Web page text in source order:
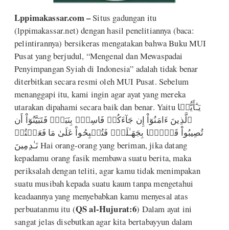
Lppimakassar.com –Situs gadungan itu
(lppimakassar.net) dengan hasil penelitiannya (baca:
pelintirannya) bersikeras mengatakan bahwa Buku MUI
Pusat yang berjudul, “Mengenal dan Mewaspadai
Penyimpangan Syiah di Indonesia” adalah tidak benar
diterbitkan secara resmi oleh MUI Pusat. Sebelum
menanggapi itu, kami ingin agar ayat yang mereka
utarakan dipahami secara baik dan benar. Yaitu يَـٰٓأَيُّہَا
ٱلَّذِينَ ءَامَنُوٓاْ إِن جَآءَكُمۡ فَاسِقُۢ بِنَبَإٍ۬ فَتَبَيَّنُوٓاْ أَن
تُصِيبُواْ قَوۡمَۢا بِجَهَـٰلَةٍ۬ فَتُصۡبِحُواْ عَلَىٰ مَا فَعَلۡتُمۡ
نَـٰدِمِينَ Hai orang-orang yang beriman, jika datang
kepadamu orang fasik membawa suatu berita, maka
periksalah dengan teliti, agar kamu tidak menimpakan
suatu musibah kepada suatu kaum tanpa mengetahui
keadaannya yang menyebabkan kamu menyesal atas
perbuatanmu itu (QS al-Hujurat:6) Dalam ayat ini
sangat jelas disebutkan agar kita bertabayyun dalam